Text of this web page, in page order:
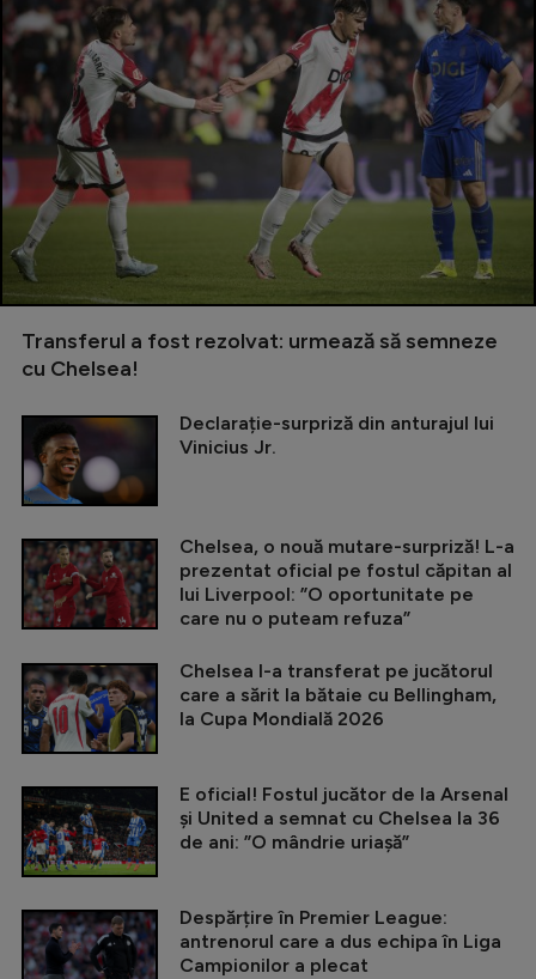
Transferul a fost rezolvat: urmează să semneze
cu Chelsea!
Declarație-surpriză din anturajul lui
Vinicius Jr.
Chelsea, o nouă mutare-surpriză! L-a
prezentat oficial pe fostul căpitan al
lui Liverpool: ”O oportunitate pe
care nu o puteam refuza”
Chelsea l-a transferat pe jucătorul
care a sărit la bătaie cu Bellingham,
la Cupa Mondială 2026
E oficial! Fostul jucător de la Arsenal
și United a semnat cu Chelsea la 36
de ani: ”O mândrie uriașă”
Despărțire în Premier League:
antrenorul care a dus echipa în Liga
Campionilor a plecat